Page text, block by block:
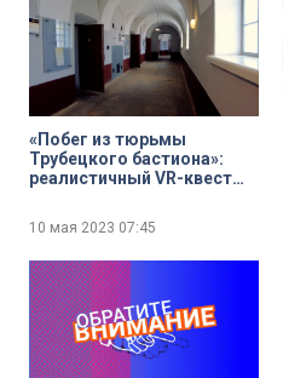
«Побег из тюрьмы
Трубецкого бастиона»:
реалистичный VR-квест
крепости
10 мая 2023 07:45